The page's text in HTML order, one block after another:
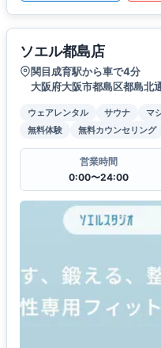
ソエル都島店
関目成育駅から車で4分
大阪府大阪市都島区都島北
ウェアレンタル サウナ マ
無料体験
無料カウンセリング
営業時間
0:00〜24:00